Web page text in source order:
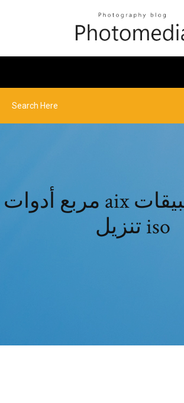
مربع أدوات aix لتطبيقات linux
تنزيل iso